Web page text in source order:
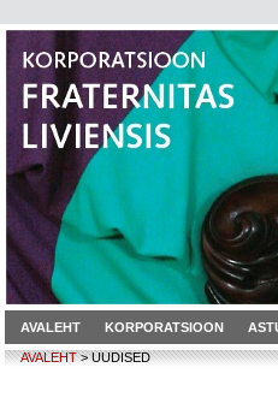
AVALEHT KORPORATSIOON
AVALEHT> UUDISED